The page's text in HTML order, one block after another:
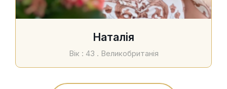
Наталія
Вік : 43 . Великобританія